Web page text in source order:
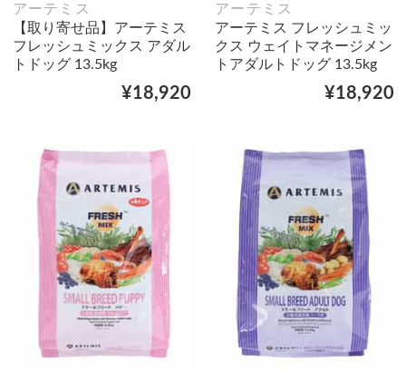
アーテミス
【取り寄せ品】アーテミス
フレッシュミックス アダル
トドッグ 13.5kg
¥18,920
アーテミス
アーテミス フレッシュミッ
クス ウェイトマネージメン
トアダルトドッグ 13.5kg
¥18,920